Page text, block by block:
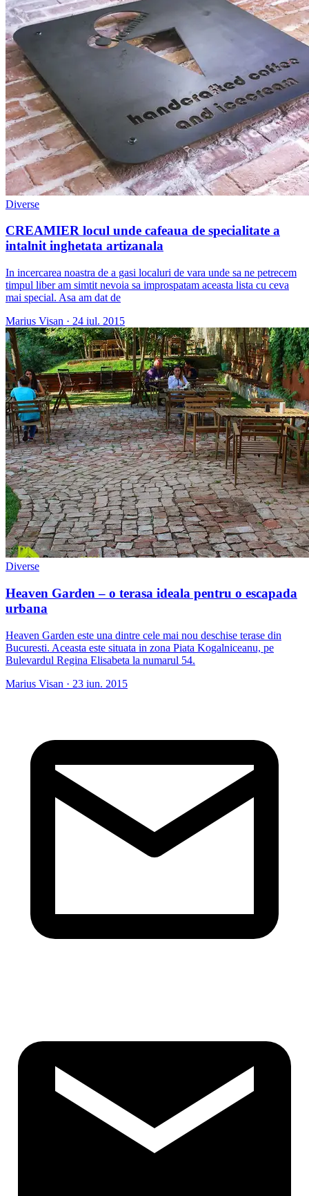
Diverse
CREAMIER locul unde cafeaua de specialitate a
intalnit inghetata artizanala
In incercarea noastra de a gasi localuri de vara unde sa ne petrecem
timpul liber am simtit nevoia sa improspatam aceasta lista cu ceva
mai special. Asa am dat de
Marius Visan · 24 iul. 2015
Diverse
Heaven Garden – o terasa ideala pentru o escapada
urbana
Heaven Garden este una dintre cele mai nou deschise terase din
Bucuresti. Aceasta este situata in zona Piata Kogalniceanu, pe
Bulevardul Regina Elisabeta la numarul 54.
Marius Visan · 23 iun. 2015